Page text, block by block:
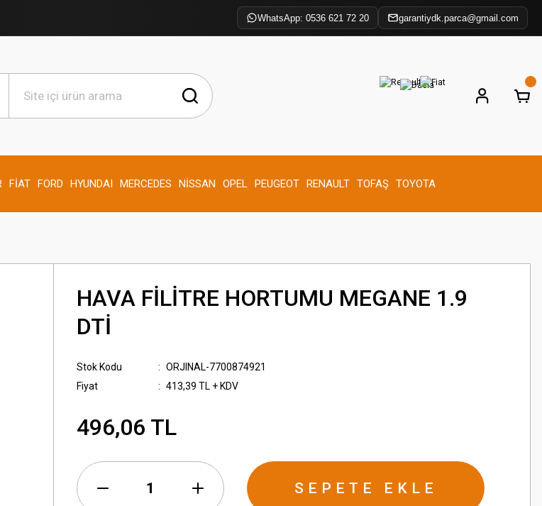
WhatsApp: 0536 621 72 20 garantiydk.parca@gmail.com
FİAT FORD HYUNDAI MERCEDES NİSSAN OPEL PEUGEOT RENAULT TOFAŞ TOYOTA
HAVA FİLİTRE HORTUMU MEGANE 1.9
DTİ
Stok Kodu
ORJINAL-7700874921
Fiyat
413,39 TL + KDV
496,06 TL
SEPETE EKLE